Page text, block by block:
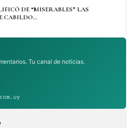
DE “MISERABLES” LAS
CABILDO…
Tu canal de noticias.